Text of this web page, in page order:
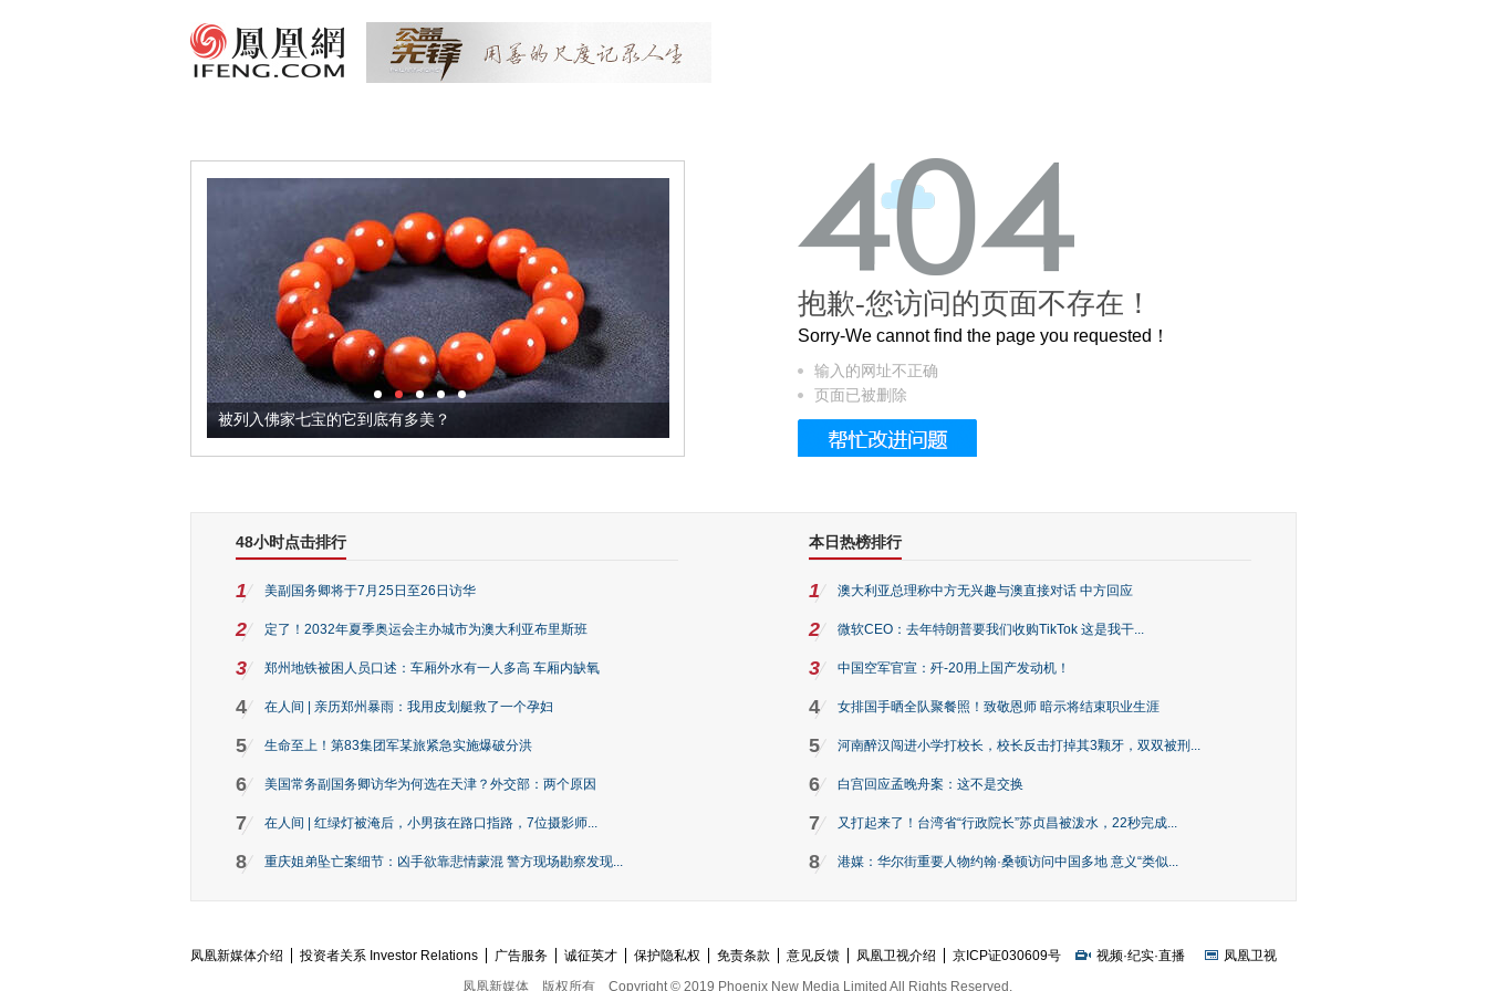
被列入佛家七宝的它到底有多美？ 这个3.2米的长卷，还原了600岁的紫禁城
抱歉-您访问的页面不存在！
Sorry-We cannot find the page you requested！
输入的网址不正确
页面已被删除
48小时点击排行
1 美副国务卿将于7月25日至26日访华
2 定了！2032年夏季奥运会主办城市为澳大利亚布里斯班
3 郑州地铁被困人员口述：车厢外水有一人多高 车厢内缺氧
4 在人间 | 亲历郑州暴雨：我用皮划艇救了一个孕妇
5 生命至上！第83集团军某旅紧急实施爆破分洪
6 美国常务副国务卿访华为何选在天津？外交部：两个原因
7 在人间 | 红绿灯被淹后，小男孩在路口指路，7位摄影师...
8 重庆姐弟坠亡案细节：凶手欲靠悲情蒙混 警方现场勘察发现...
本日热榜排行
1 澳大利亚总理称中方无兴趣与澳直接对话 中方回应
2 微软CEO：去年特朗普要我们收购TikTok 这是我干...
3 中国空军官宣：歼-20用上国产发动机！
4 女排国手晒全队聚餐照！致敬恩师 暗示将结束职业生涯
5 河南醉汉闯进小学打校长，校长反击打掉其3颗牙，双双被刑...
6 白宫回应孟晚舟案：这不是交换
7 又打起来了！台湾省“行政院长”苏贞昌被泼水，22秒完成...
8 港媒：华尔街重要人物约翰·桑顿访问中国多地 意义“类似...
凤凰新媒体介绍 投资者关系 Investor Relations 广告服务 诚征英才 保护隐私权 免责条款 意见反馈 凤凰卫视介绍 京ICP证030609号 视频·纪实·直播
凤凰卫视
凤凰新媒体
版权所有 Copyright © 2019 Phoenix New Media Limited All Rights Reserved.